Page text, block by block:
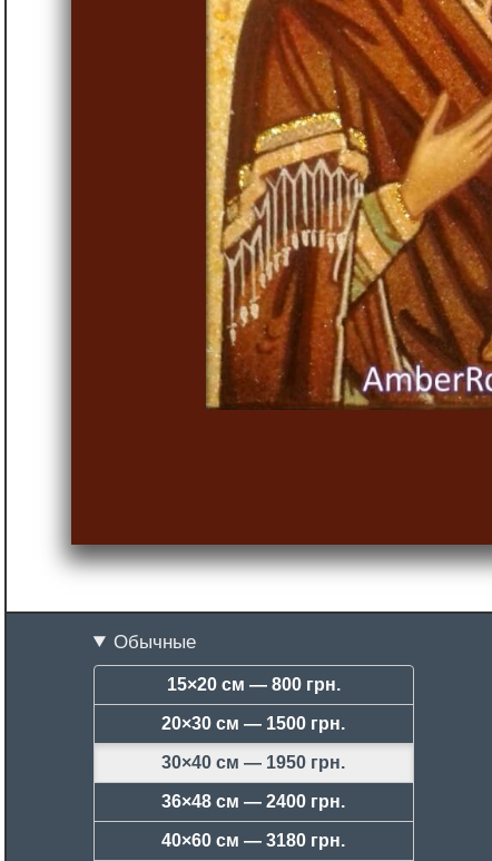
Обычные
15×20 см — 800 грн.
20×30 см — 1500 грн.
30×40 см — 1950 грн.
36×48 см —2400 грн.
40×60 см —3180 грн.